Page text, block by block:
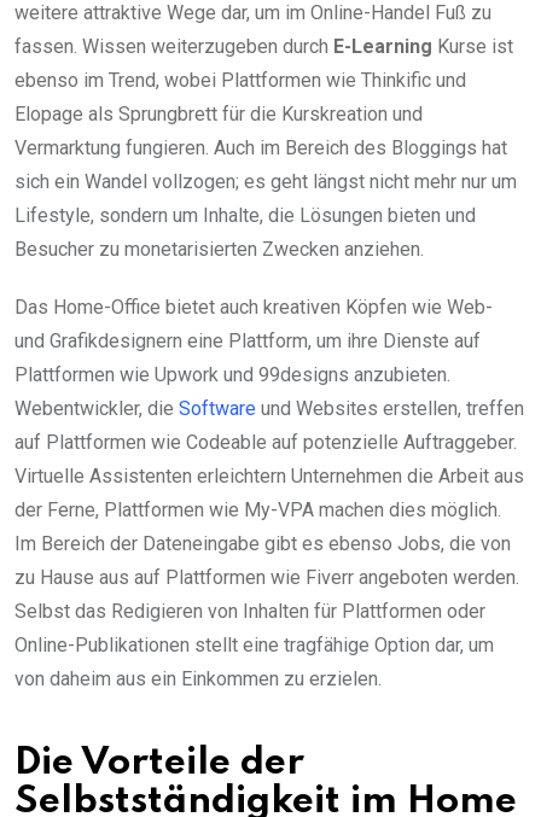
weitere attraktive Wege dar, um im Online-Handel Fuß zu
fassen. Wissen weiterzugeben durch E-Learning Kurse ist
ebenso im Trend, wobei Plattformen wie Thinkific und
Elopage als Sprungbrett für die Kurskreation und
Vermarktung fungieren. Auch im Bereich des Bloggings hat
sich ein Wandel vollzogen; es geht längst nicht mehr nur um
Lifestyle, sondern um Inhalte, die Lösungen bieten und
Besucher zu monetarisierten Zwecken anziehen.
Das Home-Office bietet auch kreativen Köpfen wie Web-
und Grafikdesignern eine Plattform, um ihre Dienste auf
Plattformen wie Upwork und 99designs anzubieten.
Webentwickler, die Software und Websites erstellen, treffen
auf Plattformen wie Codeable auf potenzielle Auftraggeber.
Virtuelle Assistenten erleichtern Unternehmen die Arbeit aus
der Ferne, Plattformen wie My-VPA machen dies möglich.
Im Bereich der Dateneingabe gibt es ebenso Jobs, die von
zu Hause aus auf Plattformen wie Fiverr angeboten werden.
Selbst das Redigieren von Inhalten für Plattformen oder
Online-Publikationen stellt eine tragfähige Option dar, um
von daheim aus ein Einkommen zu erzielen.
Die Vorteile der
Selbstständigkeit im Home